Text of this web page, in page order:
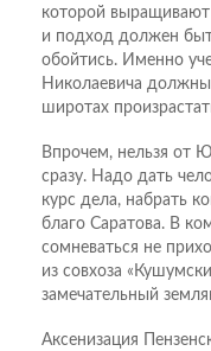
которой
и подход должен
обойтись. Именно
Николаевича
широтах
Впрочем, нельзя от
сразу. Надо дать
курс дела, набрать
благо Саратова. В
сомневаться не
из совхоза
замечательный
Аксенизация